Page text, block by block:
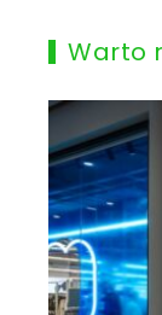
Warto